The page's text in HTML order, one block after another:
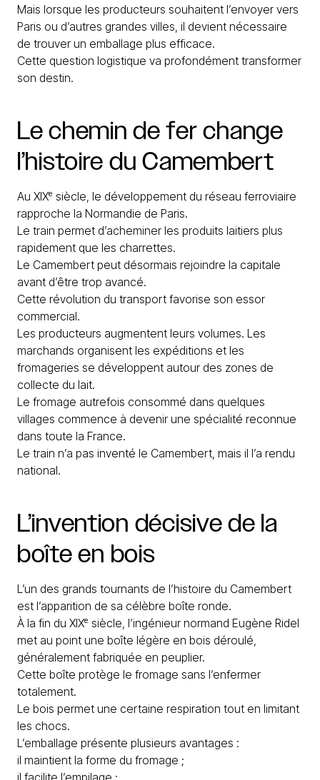
Mais lorsque les producteurs souhaitent l’envoyer vers
Paris ou d’autres grandes villes, il devient nécessaire
de trouver un emballage plus efficace.
Cette question logistique va profondément transformer
son destin.
Lechemin de fer change
l’histoire du Camembert
Au XIXᵉ siècle, le développement du réseau ferroviaire
rapproche la Normandie de Paris.
Le train permet d’acheminer les produits laitiers plus
rapidement que les charrettes.
Le Camembert peut désormais rejoindre la capitale
avant d’être trop avancé.
Cette révolution du transport favorise son essor
commercial.
Les producteurs augmentent leurs volumes. Les
marchands organisent les expéditions et les
fromageries se développent autour des zones de
collecte du lait.
Le fromage autrefois consommé dans quelques
villages commence à devenir une spécialité reconnue
dans toute la France.
Le train n’a pas inventé le Camembert, mais il l’a rendu
national.
L’invention décisivede la
boîte en bois
L’un des grands tournants de l’histoire du Camembert
est l’apparition de sa célèbre boîte ronde.
À la fin du XIXᵉ siècle, l’ingénieur normand Eugène Ridel
met au point une boîte légère en bois déroulé,
généralement fabriquée en peuplier.
Cette boîte protège le fromage sans l’enfermer
totalement.
Le bois permet une certaine respiration tout en limitant
les chocs.
L’emballage présente plusieurs avantages :
il maintient la forme du fromage ;
il facilite l’empilage ;